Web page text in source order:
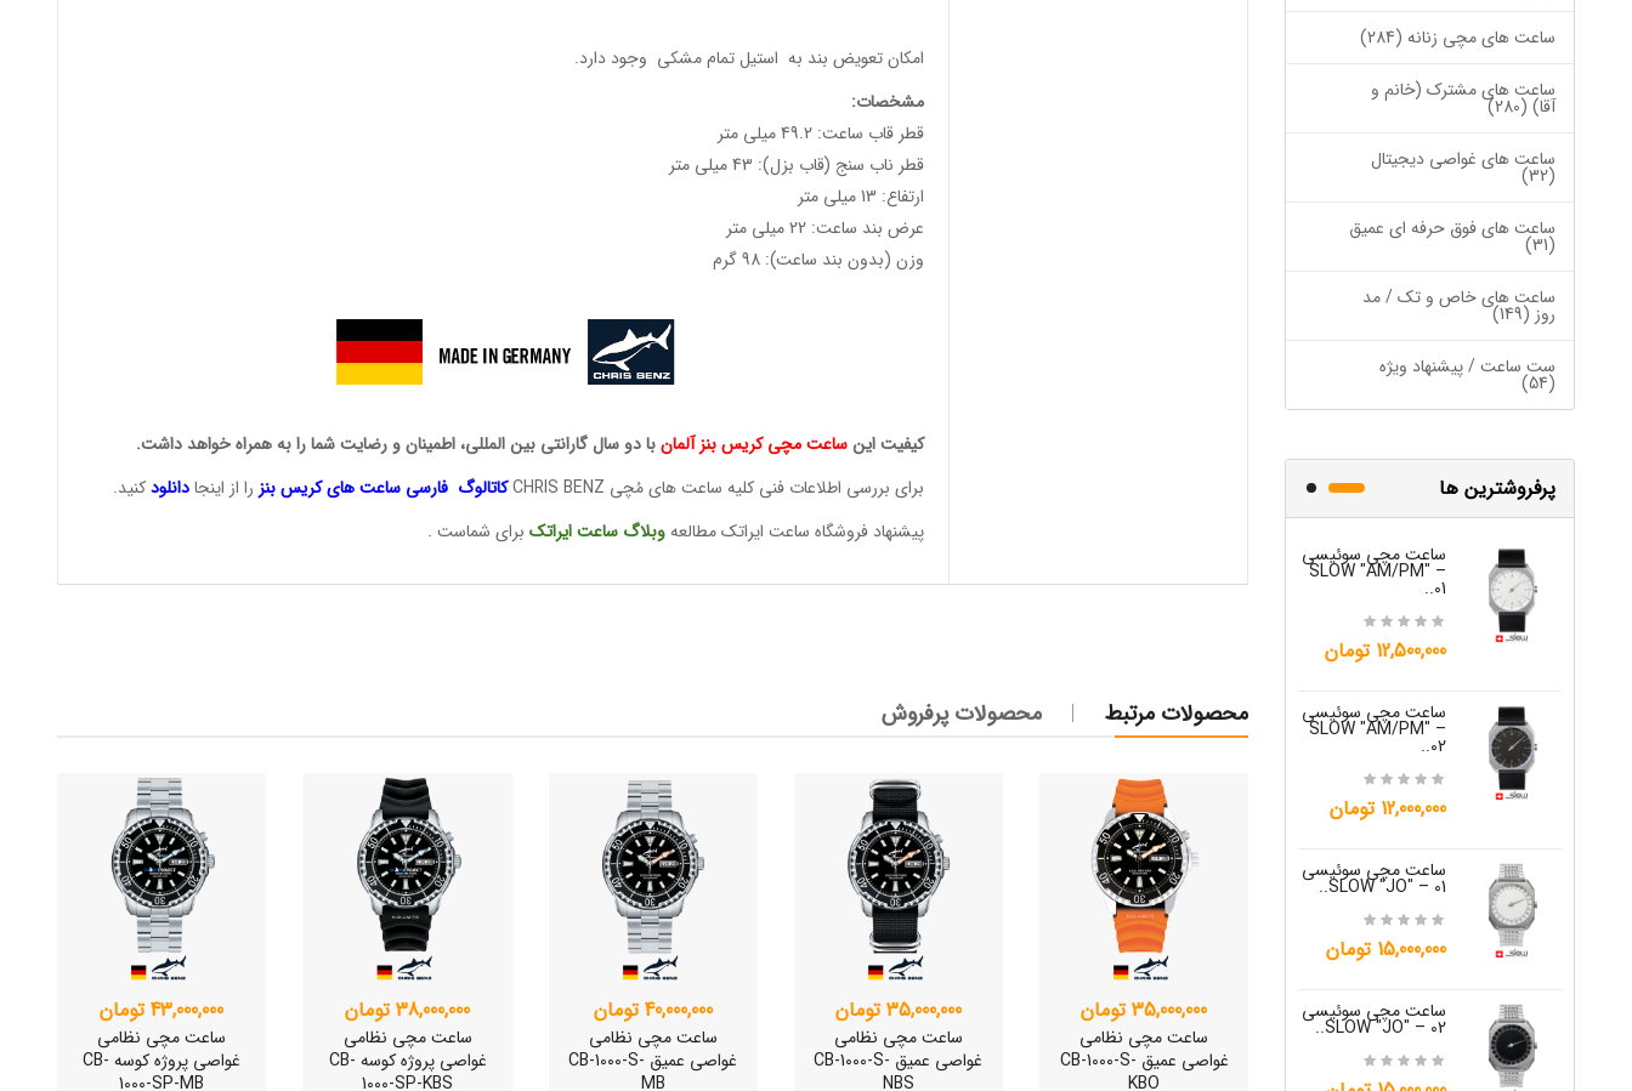
ساعت های مچی زنانه (284)
ساعت های مشترک (خانم و
آقا) (280)
ساعت های غواصی دیجیتال
(32)
ساعت های فوق حرفه ای عمیق
(31)
ساعت های خاص و تک / مد
روز (149)
ست ساعت / پیشنهاد ویژه
(54)
پرفروشترین ها
ساعت مچی سوئیسی
SLOW "AM/PM" –
01..
12,500,000 تومان
ساعت مچی سوئیسی
SLOW "AM/PM" –
02..
12,000,000 تومان
ساعت مچی سوئیسی
SLOW "JO" – 01..
15,000,000 تومان
ساعت مچی سوئیسی
SLOW "JO" – 02..
SLOW "JO" – 04..
15,000,000 تومان
ساعت مچی سوئیسی
SLOW "JO" – 05..
12,000,000 تومان
ساعت مچی سوئیسی
12,000,000 تومان
امکان تعویض بند به استیل تمام مشکی وجود دارد.
مشخصات:
قطر قاب ساعت: 49.2 میلی متر
قطر ناب سنج (قاب بزل): 43 میلی متر
ارتفاع: 13 میلی متر
عرض بند ساعت: 22 میلی متر
وزن (بدون بند ساعت): 98 گرم
کیفیت این ساعت مچی کریس بنز آلمانبا دو سال گارانتی بین المللی، اطمینان و رضایت شما را به همراه خواهد داشت.
برای بررسی اطلاعات فنی کلیه ساعت های مُچی CHRIS BENZ
کاتالوگ فارسی ساعت هایکریس بنز را از اینجا دانلودکنید.
پیشنهاد فروشگاه ساعت ایراتک مطالعه وبلاگ ساعت ایراتکبرای شماست .
محصولات مرتبط محصولات پرفروش
35,000,000 تومان
ساعت مچی نظامی
غواصی عمیق CB-1000-S-
KBO
35,000,000 تومان
ساعت مچی نظامی
غواصی عمیق CB-1000-S-
NBS
40,000,000 تومان
ساعت مچی نظامی
غواصی عمیق CB-1000-S-
MB
38,000,000 تومان
ساعت مچی نظامی
غواصی پروژه کوسه CB-
1000-SP-KBS
43,000,000 تومان
ساعت مچی نظامی
غواصی پروژه کوسه CB-
1000-SP-MB